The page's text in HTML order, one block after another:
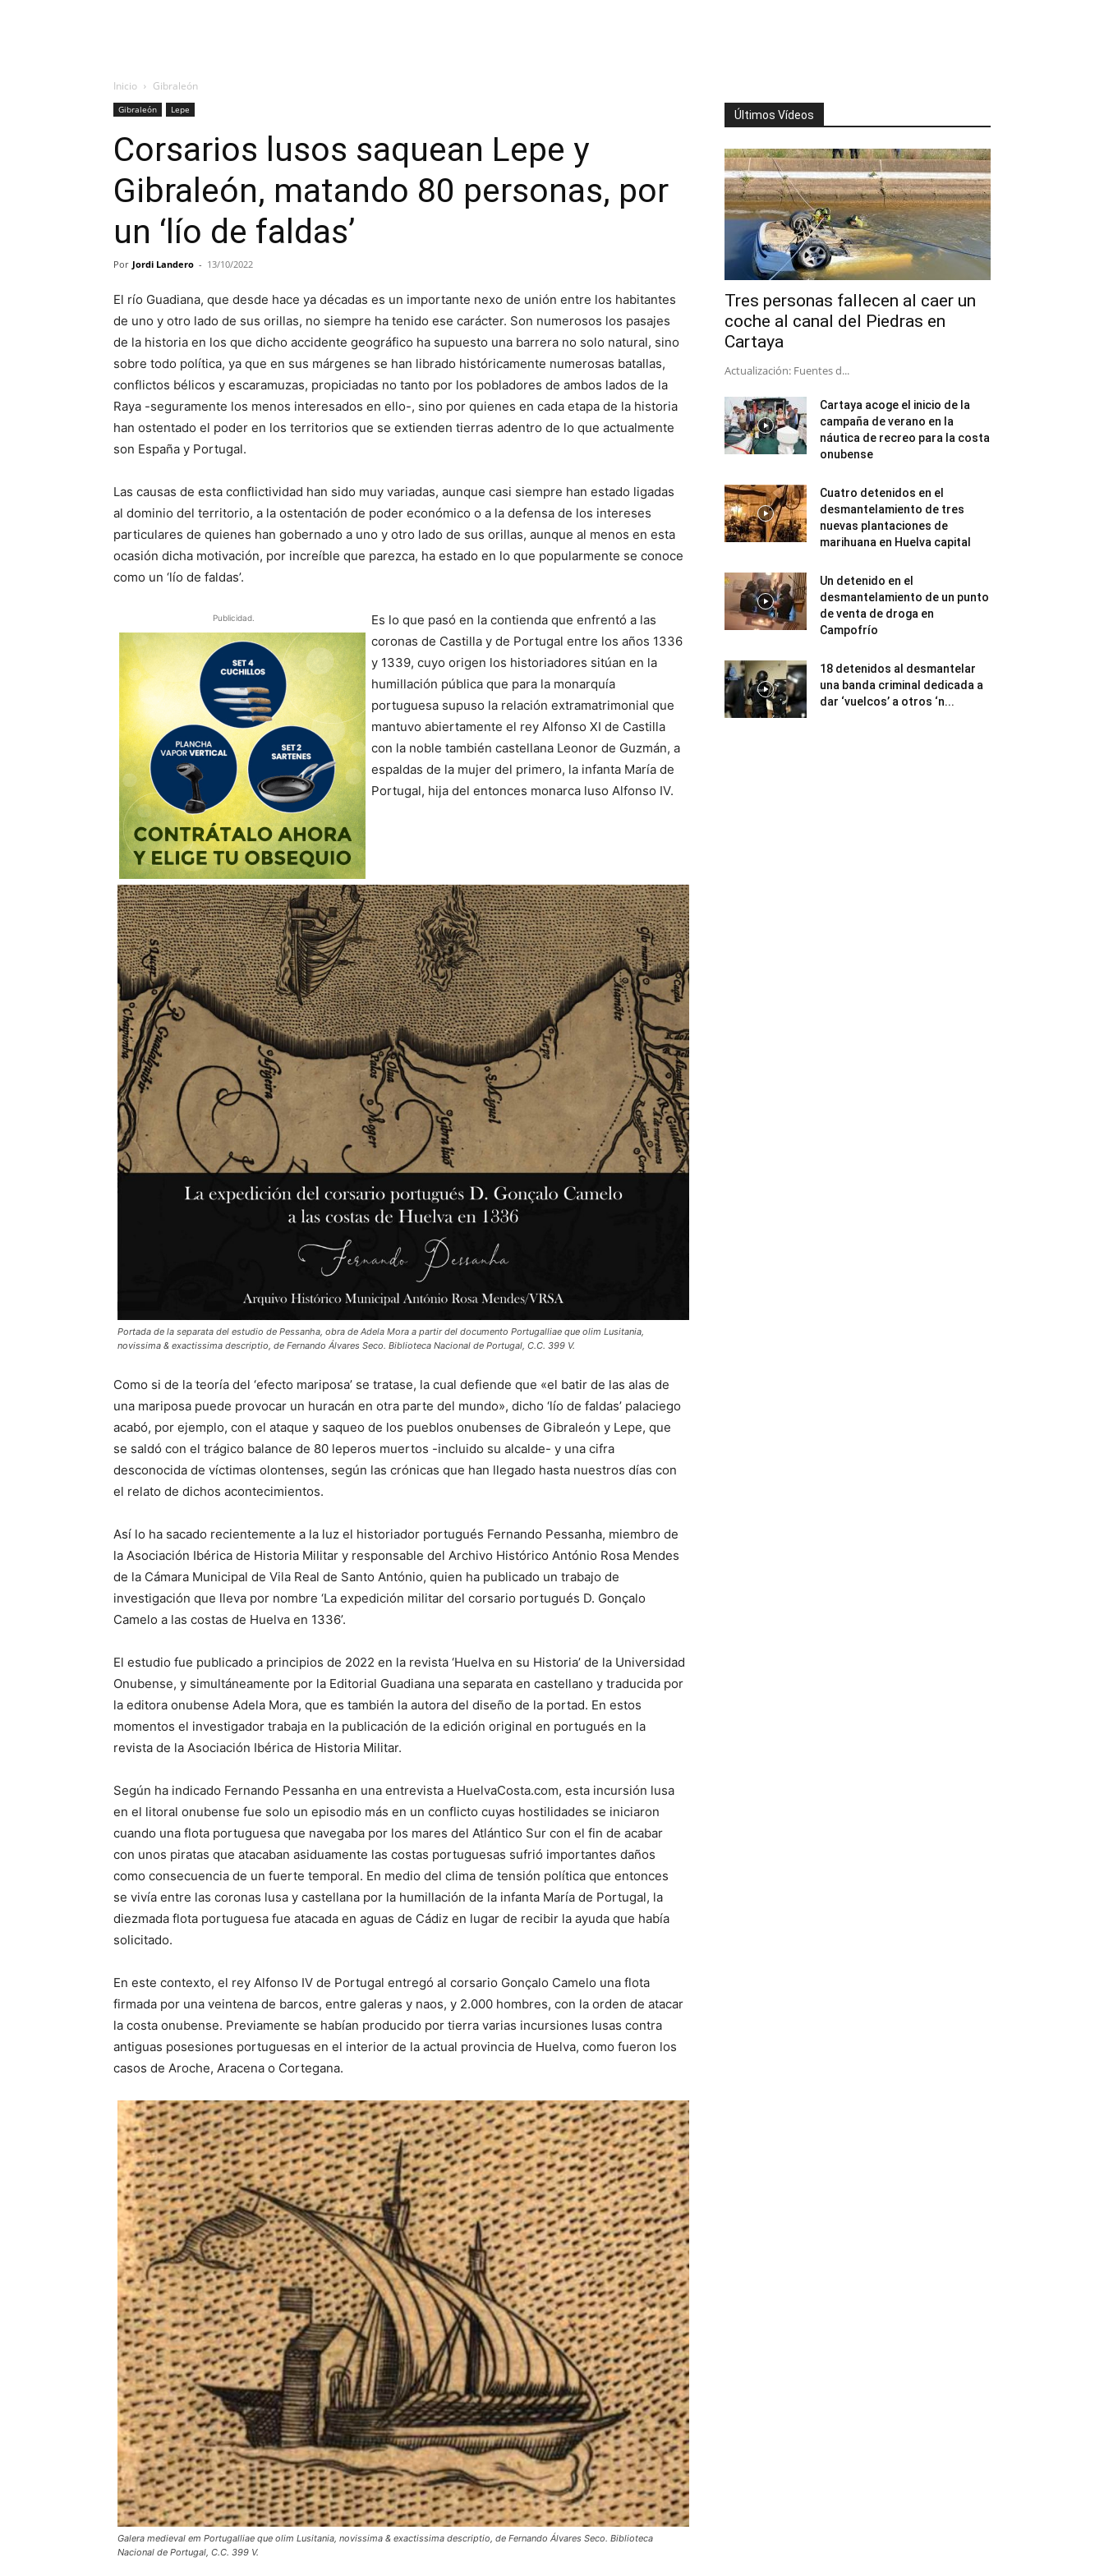
Inicio Gibraleón
Gibraleón Lepe
Corsarios lusos saquean Lepe y
Gibraleón, matando 80 personas, por
un ‘lío de faldas’
Por Jordi Landero - 13/10/2022
El río Guadiana, que desde hace ya décadas es un importante nexo de unión entre los habitantes
de uno y otro lado de sus orillas, no siempre ha tenido ese carácter. Son numerosos los pasajes
de la historia en los que dicho accidente geográfico ha supuesto una barrera no solo natural, sino
sobre todo política, ya que en sus márgenes se han librado históricamente numerosas batallas,
conflictos bélicos y escaramuzas, propiciadas no tanto por los pobladores de ambos lados de la
Raya -seguramente los menos interesados en ello-, sino por quienes en cada etapa de la historia
han ostentado el poder en los territorios que se extienden tierras adentro de lo que actualmente
son España y Portugal.
Las causas de esta conflictividad han sido muy variadas, aunque casi siempre han estado ligadas
al dominio del territorio, a la ostentación de poder económico o a la defensa de los intereses
particulares de quienes han gobernado a uno y otro lado de sus orillas, aunque al menos en esta
ocasión dicha motivación, por increíble que parezca, ha estado en lo que popularmente se conoce
como un ‘lío de faldas’.
Publicidad.
Es lo que pasó en la contienda que enfrentó a las
coronas de Castilla y de Portugal entre los años 1336
y 1339, cuyo origen los historiadores sitúan en la
humillación pública que para la monarquía
portuguesa supuso la relación extramatrimonial que
mantuvo abiertamente el rey Alfonso XI de Castilla
con la noble también castellana Leonor de Guzmán, a
espaldas de la mujer del primero, la infanta María de
Portugal, hija del entonces monarca luso Alfonso IV.
Portada de la separata del estudio de Pessanha, obra de Adela Mora a partir del documento Portugalliae que olim Lusitania,
novissima & exactissima descriptio, de Fernando Álvares Seco. Biblioteca Nacional de Portugal, C.C. 399 V.
Como si de la teoría del ‘efecto mariposa’ se tratase, la cual defiende que «el batir de las alas de
una mariposa puede provocar un huracán en otra parte del mundo», dicho ‘lío de faldas’ palaciego
acabó, por ejemplo, con el ataque y saqueo de los pueblos onubenses de Gibraleón y Lepe, que
se saldó con el trágico balance de 80 leperos muertos -incluido su alcalde- y una cifra
desconocida de víctimas olontenses, según las crónicas que han llegado hasta nuestros días con
el relato de dichos acontecimientos.
Así lo ha sacado recientemente a la luz el historiador portugués Fernando Pessanha, miembro de
la Asociación Ibérica de Historia Militar y responsable del Archivo Histórico António Rosa Mendes
de la Cámara Municipal de Vila Real de Santo António, quien ha publicado un trabajo de
investigación que lleva por nombre ‘La expedición militar del corsario portugués D. Gonçalo
Camelo a las costas de Huelva en 1336’.
El estudio fue publicado a principios de 2022 en la revista ‘Huelva en su Historia’ de la Universidad
Onubense, y simultáneamente por la Editorial Guadiana una separata en castellano y traducida por
la editora onubense Adela Mora, que es también la autora del diseño de la portad. En estos
momentos el investigador trabaja en la publicación de la edición original en portugués en la
revista de la Asociación Ibérica de Historia Militar.
Según ha indicado Fernando Pessanha en una entrevista a HuelvaCosta.com, esta incursión lusa
en el litoral onubense fue solo un episodio más en un conflicto cuyas hostilidades se iniciaron
cuando una flota portuguesa que navegaba por los mares del Atlántico Sur con el fin de acabar
con unos piratas que atacaban asiduamente las costas portuguesas sufrió importantes daños
como consecuencia de un fuerte temporal. En medio del clima de tensión política que entonces
se vivía entre las coronas lusa y castellana por la humillación de la infanta María de Portugal, la
diezmada flota portuguesa fue atacada en aguas de Cádiz en lugar de recibir la ayuda que había
solicitado.
En este contexto, el rey Alfonso IV de Portugal entregó al corsario Gonçalo Camelo una flota
firmada por una veintena de barcos, entre galeras y naos, y 2.000 hombres, con la orden de atacar
la costa onubense. Previamente se habían producido por tierra varias incursiones lusas contra
antiguas posesiones portuguesas en el interior de la actual provincia de Huelva, como fueron los
casos de Aroche, Aracena o Cortegana.
Galera medieval em Portugalliae que olim Lusitania, novissima & exactissima descriptio, de Fernando Álvares Seco. Biblioteca
Nacional de Portugal, C.C. 399 V.
Últimos Vídeos
Tres personas fallecen al caer un
coche al canal del Piedras en
Cartaya
Actualización: Fuentes d...
Cartaya acoge el inicio de la
campaña de verano en la
náutica de recreo para la costa
onubense
Cuatro detenidos en el
desmantelamiento de tres
nuevas plantaciones de
marihuana en Huelva capital
Un detenido en el
desmantelamiento de un punto
de venta de droga en
Campofrío
18 detenidos al desmantelar
una banda criminal dedicada a
dar ‘vuelcos’ a otros ‘n...